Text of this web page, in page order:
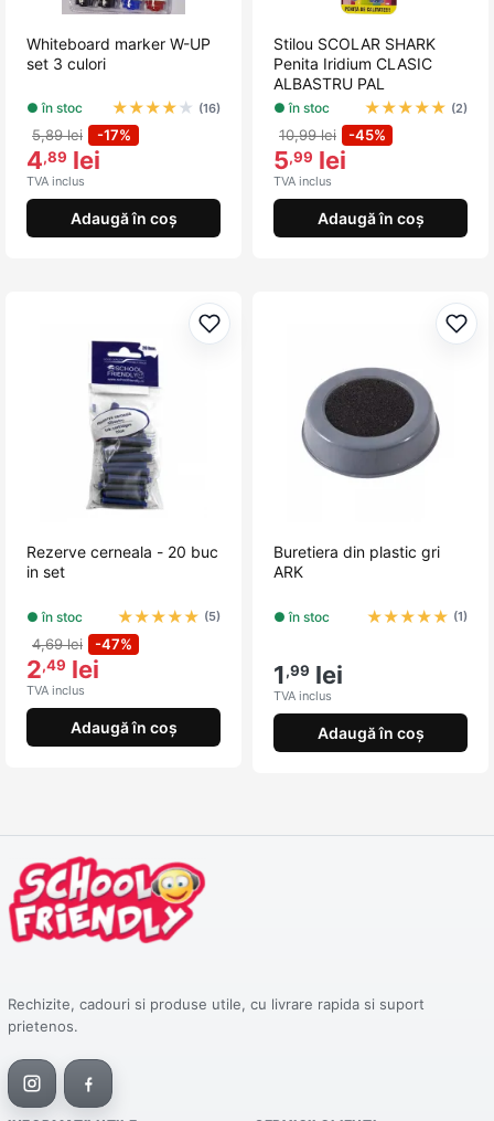
Whiteboard marker W-UP
set 3 culori
● în stoc ★★★★ ★ (16)
5,89 lei -17%
4,89 lei
TVA inclus
Adaugă în coș
Stilou SCOLAR SHARK
Penita Iridium CLASIC
ALBASTRU PAL
● în stoc ★★★★★ (2)
10,99 lei -45%
5,99 lei
TVA inclus
Adaugă în coș
Adaugă la favorite
Rezerve cerneala - 20 buc
in set
● în stoc ★★★★★ (5)
4,69 lei -47%
2,49 lei
TVA inclus
Adaugă în coș
Buretiera din plastic gri
ARK
● în stoc ★★★★★ (1)
1,99 lei
TVA inclus
Adaugă în coș
Rechizite, cadouri si produse utile, cu livrare rapida si suport
prietenos.